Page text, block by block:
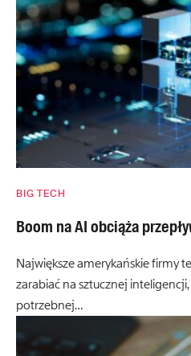
BIG TECH
Boom na AI obciąża
Największe amerykańskie firmy
zarabiać na sztucznej
potrzebnej…